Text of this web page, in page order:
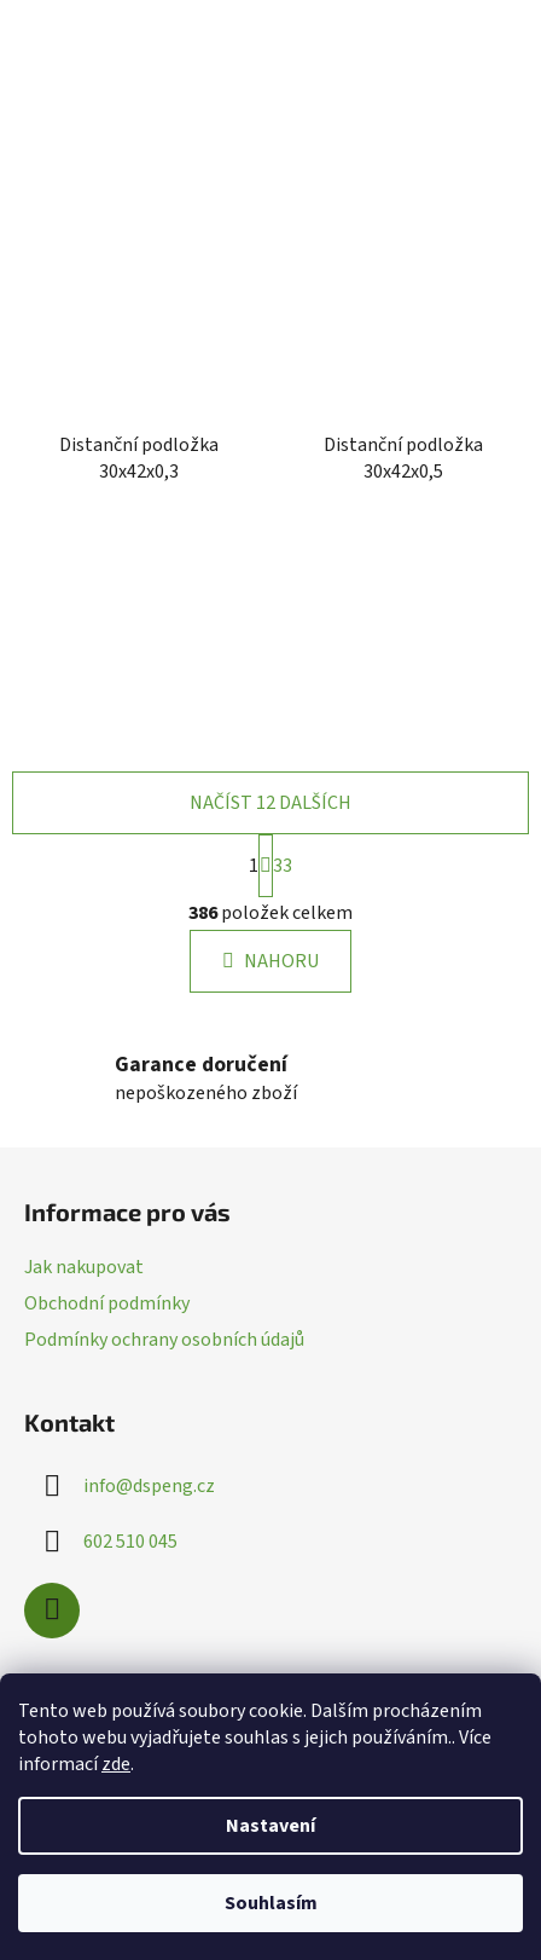
Tento web používá soubory cookie. Dalším procházením
tohoto webu vyjadřujete souhlas s jejich používáním.. Více
informacízde.
Nastavení
Souhlasím
Distanční podložka
30x42x0,3
Distanční podložka
30x42x0,5
O
v
l
á
d
c
í
p
s
NAČÍST 12 DALŠÍCH
S
t
r
á
n
k
í
1 33
386položek celkem
NAHORU
Garance doručení
nepoškozeného zboží
Informace pro vás
Jak nakupovat
Obchodní podmínky
Podmínky ochrany osobních údajů
Kontakt
info@dspeng.cz
602 510 045
Nákupní košík
Vytvořil Shoptet
Copyright 2026info@dspeng.cz. Všechna práva vyhrazena.